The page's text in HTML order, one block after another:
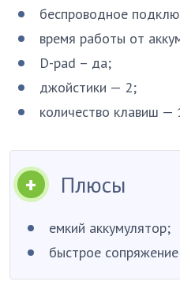
беспроводное
время работы от
D-pad – да;
джойстики — 2;
количество клавиш —
Плюсы
емкий аккумулятор;
быстрое